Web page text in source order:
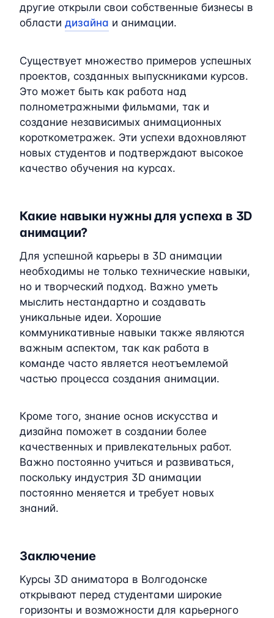
другие открыли свои собственные бизнесы в
области дизайна и анимации.
Существует множество примеров успешных
проектов, созданных выпускниками курсов.
Это может быть как работа над
полнометражными фильмами, так и
создание независимых анимационных
короткометражек. Эти успехи вдохновляют
новых студентов и подтверждают высокое
качество обучения на курсах.
Какие навыки нужны для успеха в 3D
анимации?
Для успешной карьеры в 3D анимации
необходимы не только технические навыки,
но и творческий подход. Важно уметь
мыслить нестандартно и создавать
уникальные идеи. Хорошие
коммуникативные навыки также являются
важным аспектом, так как работа в
команде часто является неотъемлемой
частью процесса создания анимации.
Кроме того, знание основ искусства и
дизайна поможет в создании более
качественных и привлекательных работ.
Важно постоянно учиться и развиваться,
поскольку индустрия 3D анимации
постоянно меняется и требует новых
знаний.
Заключение
Курсы 3D аниматора в Волгодонске
открывают перед студентами широкие
горизонты и возможности для карьерного